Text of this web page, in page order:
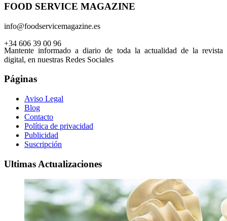
FOOD SERVICE MAGAZINE
info@foodservicemagazine.es
+34 606 39 00 96
Mantente informado a diario de toda la actualidad de la revista
digital, en nuestras Redes Sociales
Páginas
Aviso Legal
Blog
Contacto
Política de privacidad
Publicidad
Suscripción
Ultimas Actualizaciones